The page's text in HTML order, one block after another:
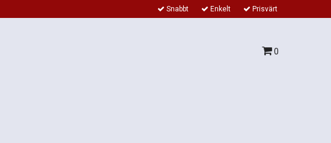
Snabbt Enkelt Prisvärt
0